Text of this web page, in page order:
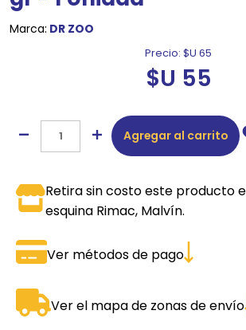
Marca: DR ZOO
Precio: $U 65
$U 55
Agregar al carrito
Retira sin costo este producto
esquina Rimac, Malvín.
Ver métodos de pago
Ver el mapa de zonas de envío